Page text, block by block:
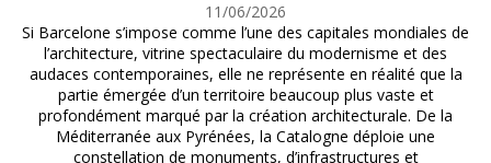
11/06/2026
Si Barcelone s’impose comme l’une des capitales mondiales de
l’architecture, vitrine spectaculaire du modernisme et des
audaces contemporaines, elle ne représente en réalité que la
partie émergée d’un territoire beaucoup plus vaste et
profondément marqué par la création architecturale. De la
Méditerranée aux Pyrénées, la Catalogne déploie une
constellation de monuments, d’infrastructures et